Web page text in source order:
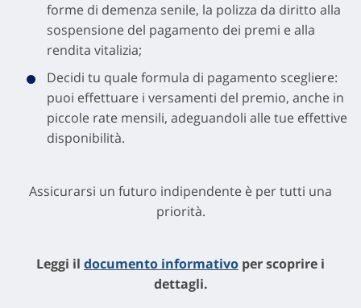
forme di demenza senile, la polizza da diritto alla
sospensione del pagamento dei premi e alla
rendita vitalizia;
Decidi tu quale formula di pagamento scegliere:
puoi effettuare i versamenti del premio, anche in
piccole rate mensili, adeguandoli alle tue effettive
disponibilità.
Assicurarsi un futuro indipendente è per tutti una
priorità.
Leggi il documento informativo per scoprire i
dettagli.